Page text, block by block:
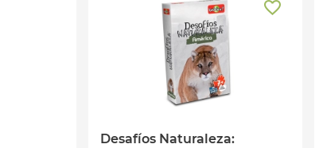
Desafíos Naturaleza: